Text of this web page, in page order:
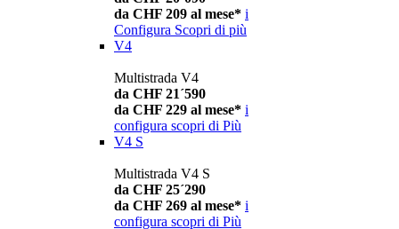
da CHF 209 al mese* i
Configura Scopri di più
V4
Multistrada V4
da CHF 21´590
da CHF 229 al mese* i
configura scopri di Più
V4 S
Multistrada V4 S
da CHF 25´290
da CHF 269 al mese* i
configura scopri di Più